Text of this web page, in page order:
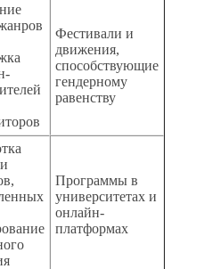
Фестивали и
движения,
способствующие
гендерному
равенству
Программы в
университетах и
онлайн-
платформах